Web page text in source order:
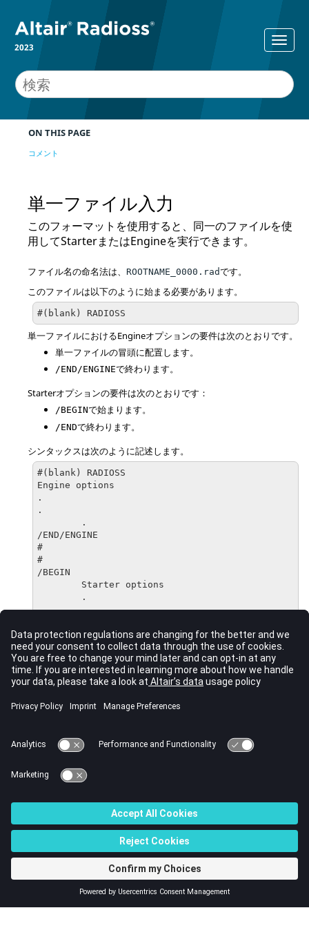
2023
ON THIS PAGE
コメント
単一ファイル入力
このフォーマットを使用すると、同一のファイルを使
用してStarterまたはEngineを実行できます。
ファイル名の命名法は、 ROOTNAME_0000.radです。
このファイルは以下のように始まる必要があります。
#(blank) RADIOSS
単一ファイルにおけるEngineオプションの要件は次のとおりです。
単一ファイルの冒頭に配置します。
/END/ENGINEで終わります。
Starterオプションの要件は次のとおりです：
/BEGINで始まります。
/ENDで終わります。
シンタックスは次のように記述します。
#(blank) RADIOSS
Engine options
.
.
/END/ENGINE
#
#
/BEGIN
	.
/END
ません。
分です。
トされません。
© 2023 Altair Engineering, Inc. All Rights Reserved.
Intellectual Property Rights Notice|Technical Support|Cookie Consent
☼